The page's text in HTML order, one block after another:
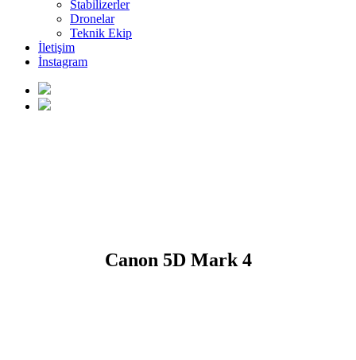
Stabilizerler
Dronelar
Teknik Ekip
İletişim
İnstagram
Canon 5D Mark 4